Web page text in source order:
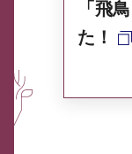
「飛
た！